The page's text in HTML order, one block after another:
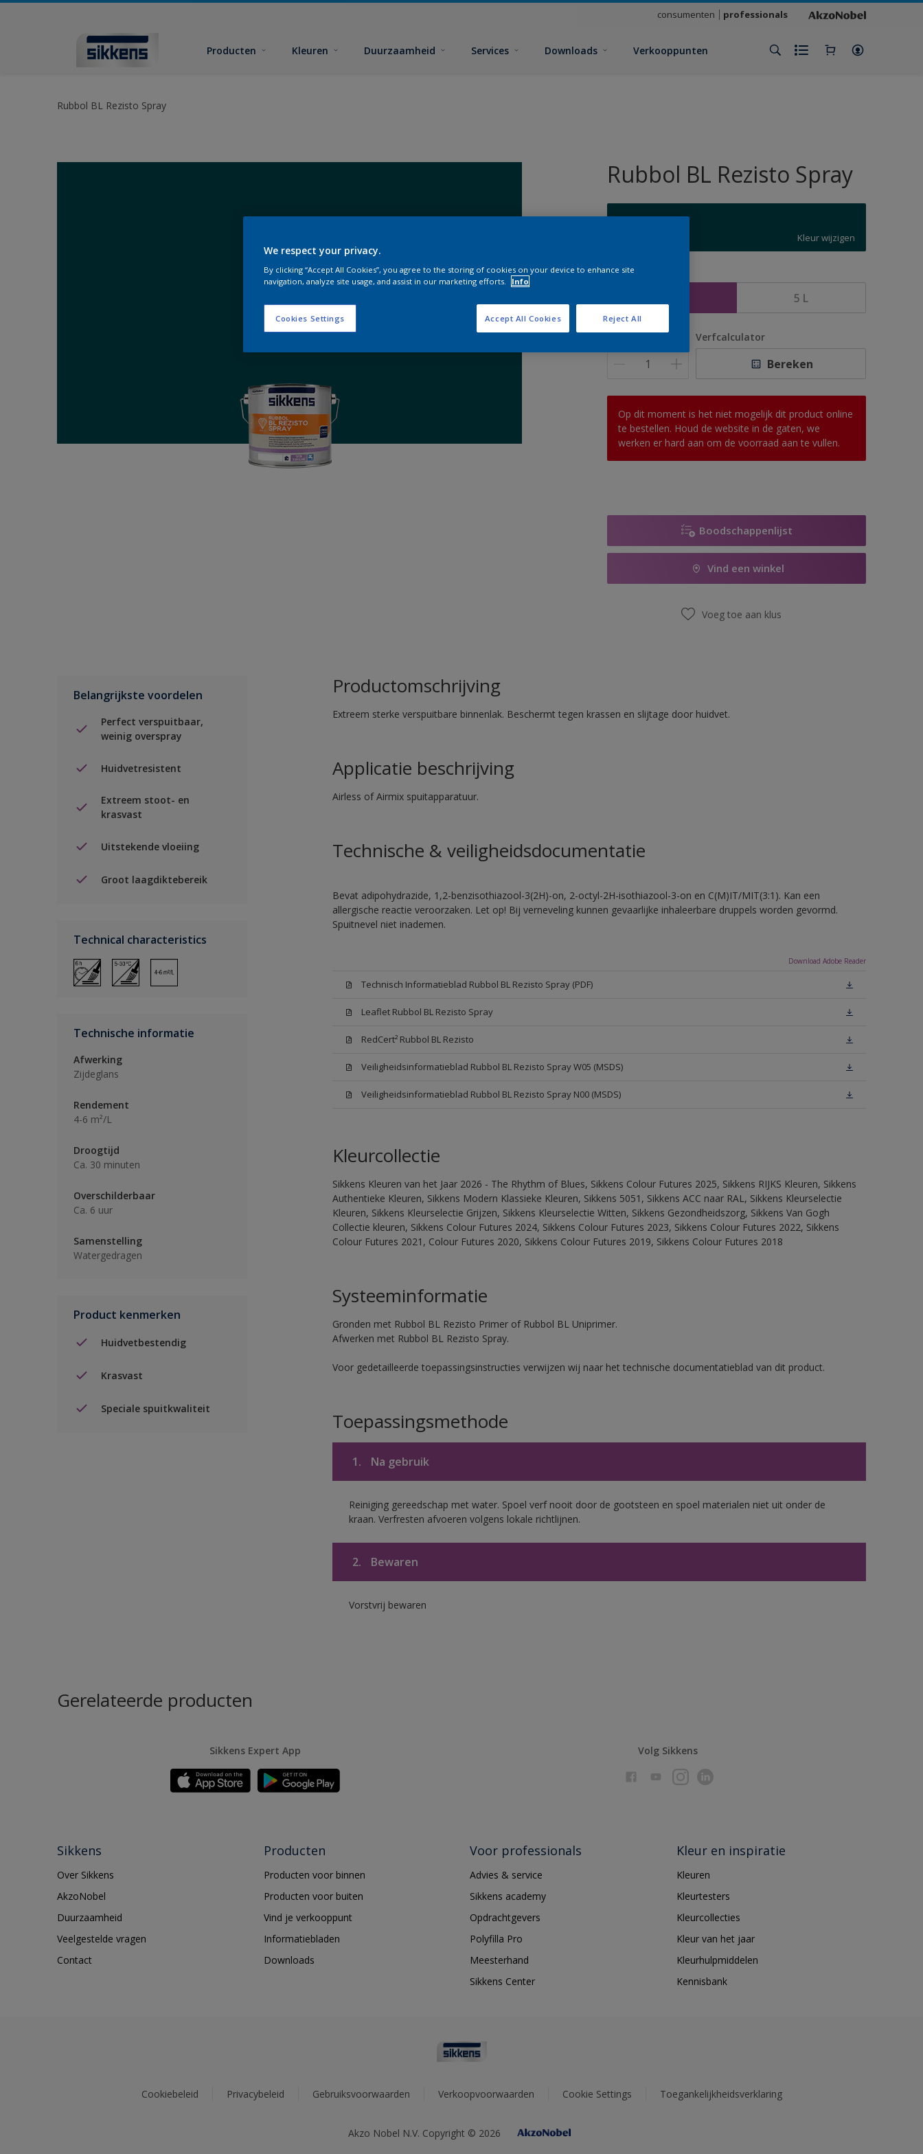
consumenten professionals
Producten Kleuren Duurzaamheid Services Downloads Verkooppunten
Rubbol BL Rezisto Spray
Rubbol BL Rezisto Spray
Kleur wijzigen
Grootte
5 L
Aantal Verfcalculator
Bereken
Op dit moment is het niet mogelijk dit product online
te bestellen. Houd de website in de gaten, we
werken er hard aan om de voorraad aan te vullen.
Boodschappenlijst
Vind een winkel
Voeg toe aan klus
Belangrijkste voordelen
Perfect verspuitbaar,
weinig overspray
Huidvetresistent
Extreem stoot- en
krasvast
Uitstekende vloeiing
Groot laagdiktebereik
Technical characteristics
Technische informatie
Afwerking
Zijdeglans
Rendement
4-6 m²/L
Droogtijd
Ca. 30 minuten
Overschilderbaar
Ca. 6 uur
Samenstelling
Watergedragen
Product kenmerken
Huidvetbestendig
Krasvast
Speciale spuitkwaliteit
Productomschrijving
Extreem sterke verspuitbare binnenlak. Beschermt tegen krassen en slijtage door huidvet.
Applicatie beschrijving
Airless of Airmix spuitapparatuur.
Technische & veiligheidsdocumentatie
Bevat adipohydrazide, 1,2-benzisothiazool-3(2H)-on, 2-octyl-2H-isothiazool-3-on en C(M)IT/MIT(3:1). Kan een
allergische reactie veroorzaken. Let op! Bij verneveling kunnen gevaarlijke inhaleerbare druppels worden gevormd.
Spuitnevel niet inademen.
Download Adobe Reader
Technisch Informatieblad Rubbol BL Rezisto Spray (PDF)
Leaflet Rubbol BL Rezisto Spray
RedCert² Rubbol BL Rezisto
Veiligheidsinformatieblad Rubbol BL Rezisto Spray W05 (MSDS)
Veiligheidsinformatieblad Rubbol BL Rezisto Spray N00 (MSDS)
Kleurcollectie
Sikkens Kleuren van het Jaar 2026 - The Rhythm of Blues, Sikkens Colour Futures 2025, Sikkens RIJKS Kleuren, Sikkens
Authentieke Kleuren, Sikkens Modern Klassieke Kleuren, Sikkens 5051, Sikkens ACC naar RAL, Sikkens Kleurselectie
Kleuren, Sikkens Kleurselectie Grijzen, Sikkens Kleurselectie Witten, Sikkens Gezondheidszorg, Sikkens Van Gogh
Collectie kleuren, Sikkens Colour Futures 2024, Sikkens Colour Futures 2023, Sikkens Colour Futures 2022, Sikkens
Colour Futures 2021, Colour Futures 2020, Sikkens Colour Futures 2019, Sikkens Colour Futures 2018
Systeeminformatie
Gronden met Rubbol BL Rezisto Primer of Rubbol BL Uniprimer.
Afwerken met Rubbol BL Rezisto Spray.
Voor gedetailleerde toepassingsinstructies verwijzen wij naar het technische documentatieblad van dit product.
Toepassingsmethode
1. Na gebruik
Reiniging gereedschap met water. Spoel verf nooit door de gootsteen en spoel materialen niet uit onder de
kraan. Verfresten afvoeren volgens lokale richtlijnen.
2. Bewaren
Vorstvrij bewaren
Gerelateerde producten
Sikkens Expert App Volg Sikkens
Sikkens
Over Sikkens
AkzoNobel
Duurzaamheid
Veelgestelde vragen
Contact
Producten
Producten voor binnen
Producten voor buiten
Vind je verkooppunt
Informatiebladen
Downloads
Voor professionals
Advies & service
Sikkens academy
Opdrachtgevers
Polyfilla Pro
Meesterhand
Sikkens Center
Kleur en inspiratie
Kleuren
Kleurtesters
Kleurcollecties
Kleur van het jaar
Kleurhulpmiddelen
Kennisbank
Cookiebeleid Privacybeleid Gebruiksvoorwaarden Verkoopvoorwaarden Cookie Settings Toegankelijkheidsverklaring
Akzo Nobel N.V. Copyright © 2026
We respect your privacy.
By clicking “Accept All Cookies”, you agree to the storing of cookies on your device to enhance site
navigation, analyze site usage, and assist in our marketing efforts.
Info
Cookies Settings Reject All
Accept All Cookies